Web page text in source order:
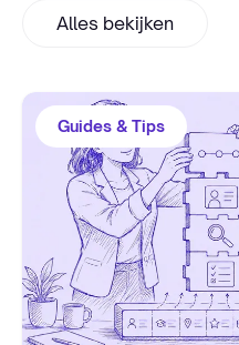
Alles bekijken
Guides & Tips